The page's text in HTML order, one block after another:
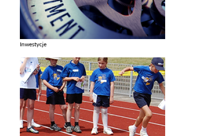
Inwestycje